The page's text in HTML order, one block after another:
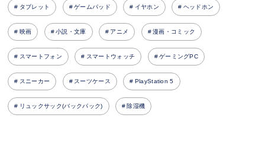
タブレット ゲームパッド イヤホン ヘッドホン
映画 小説・文庫 アニメ 漫画・コミック
スマートフォン スマートウォッチ ゲーミングPC
スニーカー スーツケース PlayStation 5
リュックサック(バックパック) 除湿機